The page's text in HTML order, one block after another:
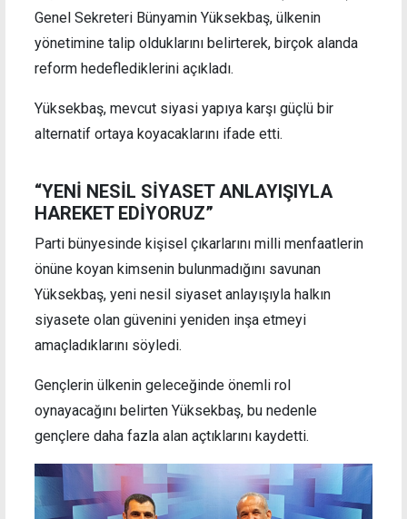
Genel Sekreteri Bünyamin Yüksekbaş, ülkenin
yönetimine talip olduklarını belirterek, birçok alanda
reform hedeflediklerini açıkladı.
Yüksekbaş, mevcut siyasi yapıya karşı güçlü bir
alternatif ortaya koyacaklarını ifade etti.
“YENİ NESİL SİYASET ANLAYIŞIYLA
HAREKET EDİYORUZ”
Parti bünyesinde kişisel çıkarlarını milli menfaatlerin
önüne koyan kimsenin bulunmadığını savunan
Yüksekbaş, yeni nesil siyaset anlayışıyla halkın
siyasete olan güvenini yeniden inşa etmeyi
amaçladıklarını söyledi.
Gençlerin ülkenin geleceğinde önemli rol
oynayacağını belirten Yüksekbaş, bu nedenle
gençlere daha fazla alan açtıklarını kaydetti.